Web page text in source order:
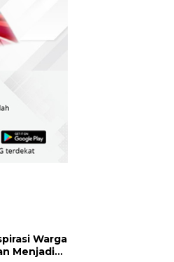
Warga
Menjadi